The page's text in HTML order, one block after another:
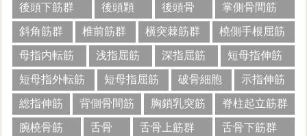
後頭下筋群
後頭顆 後頭骨
掌側骨間筋
斜角筋群
椎前筋群 横突棘筋群
橈側手根屈筋
母指内転筋
浅指屈筋 深指屈筋
短母指伸筋
短母指外転筋
短母指屈筋 破骨細胞
示指伸筋
総指伸筋
背側骨間筋 胸鎖乳突筋
脊柱起立筋群
腕橈骨筋
舌骨 舌骨上筋群
舌骨下筋群